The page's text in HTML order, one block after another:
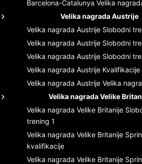
Barcelona-Catalunya Velika
Velika nagrada Austrije
Velika nagrada Austrije Slobodni
Velika nagrada Austrije Slobodni
Velika nagrada Austrije Slobodni
Velika nagrada Austrije Kvalifikacije
Velika nagrada Austrije Velika
Velika nagrada Velike
Velika nagrada Velike Britanije
trening 1
Velika nagrada Velike Britanije
kvalifikacije
Velika nagrada Velike Britanije